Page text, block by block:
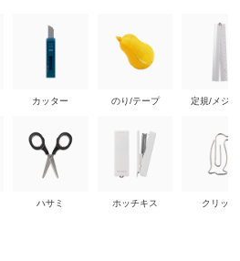
カッター
ハサミ
のり/テープ
ホッチキス
定規/メジ
クリップ